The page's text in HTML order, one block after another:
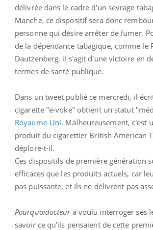
délivrée dans le cadre d'un sevrage
Manche, ce dispositif sera donc
personne qui désire arrêter de fumer.
de la dépendance tabagique, comme le
Dautzenberg, il s'agit d'une victoire en
termes de santé publique.
Dans un tweet publié ce mercredi, il
cigarette "e-voke" obtient un statut
Royaume-Uni. Malheureusement, c'est
produit du cigarettier British American
déplore-t-il.
Ces dispositifs de première génération
efficaces que les produits actuels, car
pas puissante, et ils ne délivrent pas
Pourquoidocteura voulu interroger ses
savoir ce qu'ils pensaient de cette